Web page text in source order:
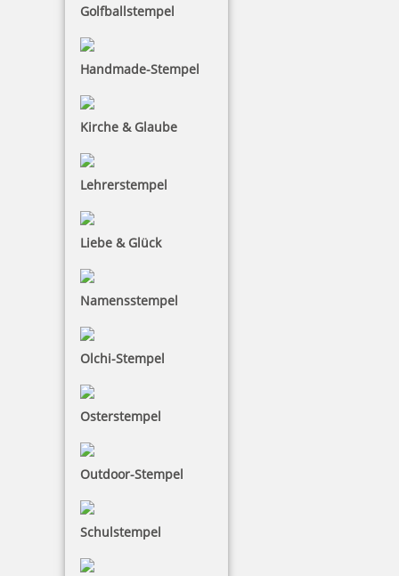
Golfballstempel
Handmade-Stempel
Kirche & Glaube
Lehrerstempel
Liebe & Glück
Namensstempel
Olchi-Stempel
Osterstempel
Outdoor-Stempel
Schulstempel
Coloris Stempelreiniger 1064 50 ml für Spezialfarbe
Coloris Stempelreiniger 390 50 ml für Metallstempel